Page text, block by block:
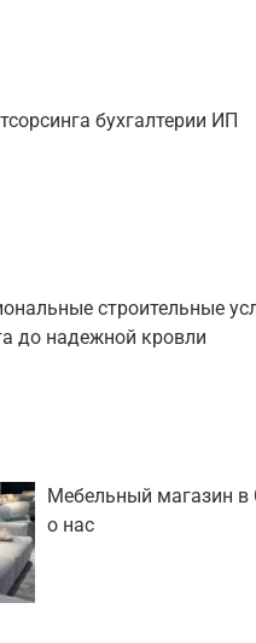
бухгалтерии ИП
строительные
до надежной кровли
Мебельный магазин в
о нас